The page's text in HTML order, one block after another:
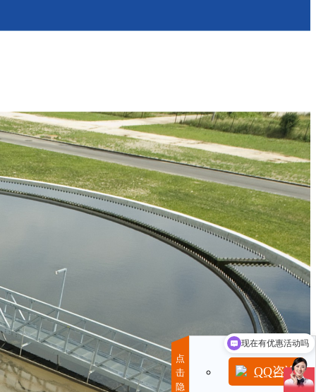
点
击
隐
QQ咨询
可以介绍下你们的产品么
现在有优惠活动吗